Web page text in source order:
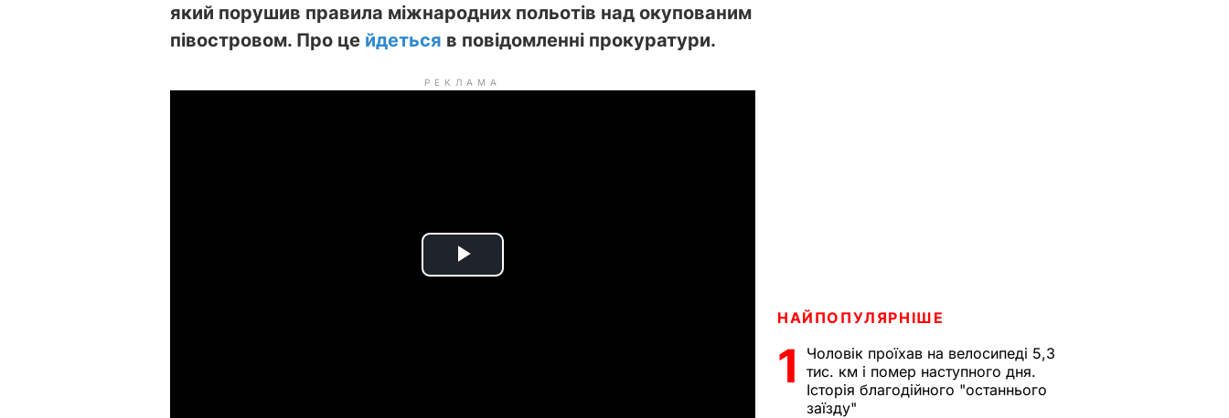
який порушив правила міжнародних польотів над окупованим
півостровом. Про це йдеться в повідомленні прокуратури.
РЕКЛАМА
P
НАЙПОПУЛЯРНІШЕ
1
Чоловік проїхав на велосипеді 5,3
тис. км і помер наступного дня.
Історія благодійного "останнього
заїзду"